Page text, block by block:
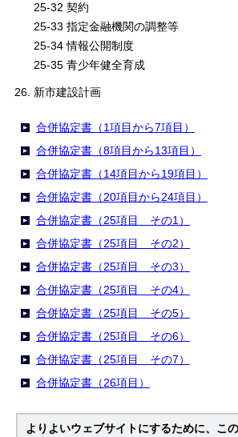
25-32 契約
25-33 指定金融機関の調整等
25-34 情報公開制度
25-35 青少年健全育成
新市建設計画
合併協定書（1項目から7項目）
合併協定書（8項目から13項目）
合併協定書（14項目から19項目）
合併協定書（20項目から24項目）
合併協定書（25項目 その1）
合併協定書（25項目 その2）
合併協定書（25項目 その3）
合併協定書（25項目 その4）
合併協定書（25項目 その5）
合併協定書（25項目 その6）
合併協定書（25項目 その7）
合併協定書（26項目）
よりよいウェブサイトにするために、こ